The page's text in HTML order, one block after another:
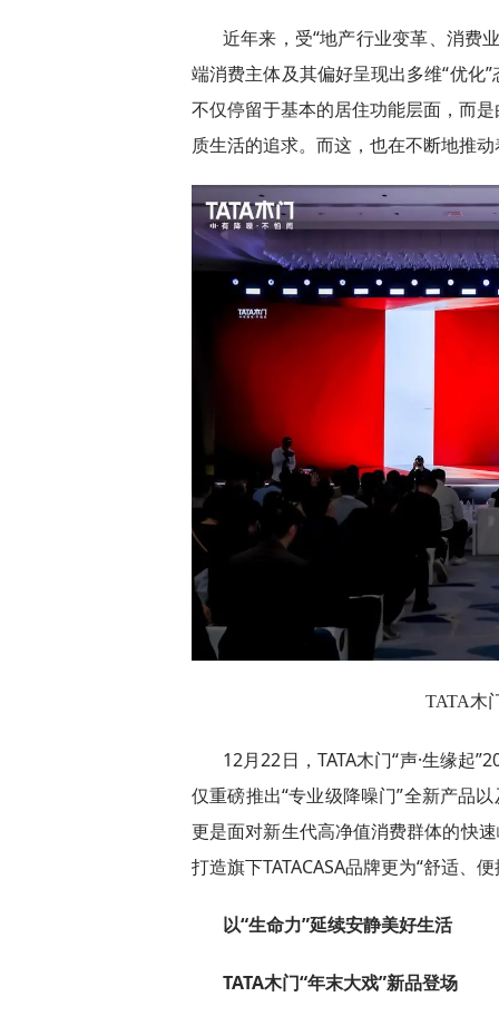
近年来，受“地产行业变革、消费
端消费主体及其偏好呈现出多维“优化
不仅停留于基本的居住功能层面，而
质生活的追求。而这，也在不断地推
TATA木
12月22日，TATA木门“声·生缘起
仅重磅推出“专业级降噪门”全新产品
更是面对新生代高净值消费群体的快
打造旗下TATACASA品牌更为“舒适、
以“生命力”延续安静美好生活
TATA木门“年末大戏”新品登场